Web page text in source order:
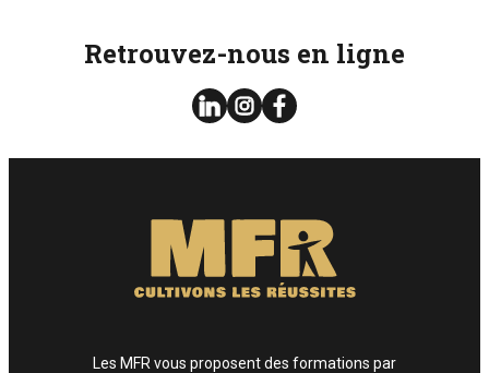
Vous pouvez exercer les droits ci-dessus présentés en contactant notre
délégué à la protection des données à l’adresse dpo@mfr.asso.fr
Retrouvez-nous en ligne
Les MFR vous proposent des formations par